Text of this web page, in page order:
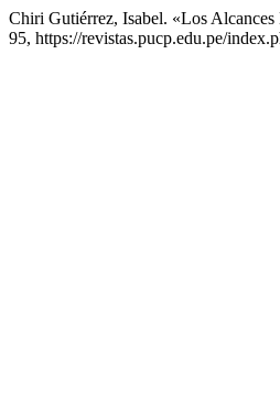
Chiri Gutiérrez, Isabel. «Los
95, https://revistas.pucp.edu.pe/